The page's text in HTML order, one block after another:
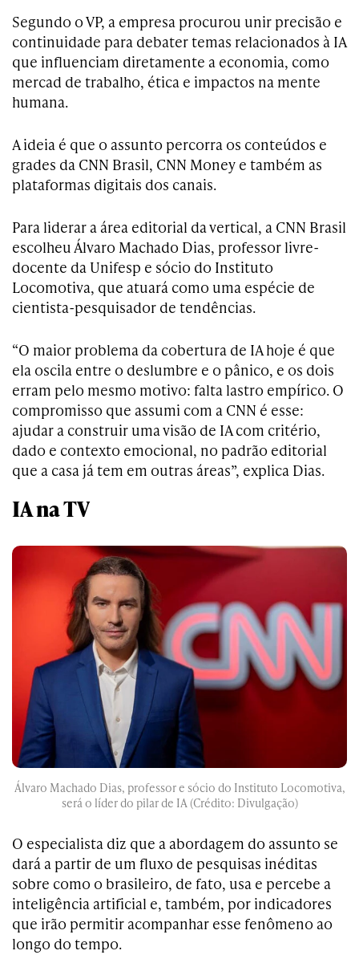
Segundo o VP, a empresa procurou unir precisão e
continuidade para debater temas relacionados à IA
que influenciam diretamente a economia, como
mercad de trabalho, ética e impactos na mente
humana.
A ideia é que o assunto percorra os conteúdos e
grades da CNN Brasil, CNN Money e também as
plataformas digitais dos canais.
Para liderar a área editorial da vertical, a CNN Brasil
escolheu Álvaro Machado Dias, professor livre-
docente da Unifesp e sócio do Instituto
Locomotiva, que atuará como uma espécie de
cientista-pesquisador de tendências.
“O maior problema da cobertura de IA hoje é que
ela oscila entre o deslumbre e o pânico, e os dois
erram pelo mesmo motivo: falta lastro empírico. O
compromisso que assumi com a CNN é esse:
ajudar a construir uma visão de IA com critério,
dado e contexto emocional, no padrão editorial
que a casa já tem em outras áreas”, explica Dias.
IA na TV
Álvaro Machado Dias, professor e sócio do Instituto Locomotiva,
será o líder do pilar de IA (Crédito: Divulgação)
O especialista diz que a abordagem do assunto se
dará a partir de um fluxo de pesquisas inéditas
sobre como o brasileiro, de fato, usa e percebe a
inteligência artificial e, também, por indicadores
que irão permitir acompanhar esse fenômeno ao
longo do tempo.